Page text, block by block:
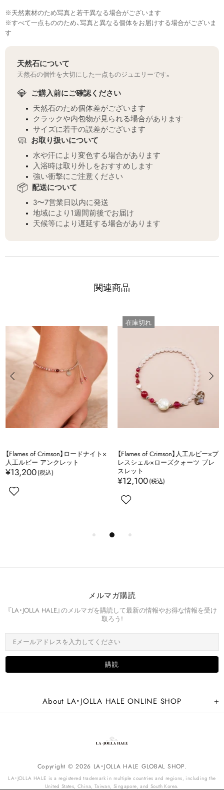
※天然素材のため写真と若干異なる場合がございます
※すべて一点もののため、写真と異なる個体をお届けする場合がございま
す
天然石について
天然石の個性を大切にした一点ものジュエリーです。
💎 ご購入前にご確認ください
天然石のため個体差がございます
クラックや内包物が見られる場合があります
サイズに若干の誤差がございます
🧼 お取り扱いについて
水や汗により変色する場合があります
入浴時は取り外しをおすすめします
強い衝撃にご注意ください
📦 配送について
3〜7営業日以内に発送
地域により1週間前後でお届け
天候等により遅延する場合があります
関連商品
【Flames of Crimson】ロードナイト×
人工ルビー アンクレット
¥13,200
在庫切れ
【Flames of Crimson】人工ルビー×プ
レスシェル×ローズクォーツ ブレ
スレット
¥12,100
About LA・JOLLA HALE ONLINE SHOP
メルマガ購読
『LA・JOLLA HALE』のメルマガを購読して最新の情報やお得な情報を受け
取ろう!
Copyright © 2026 LA・JOLLA HALE GLOBAL SHOP.
LA・JOLLA HALE is a registered trademark in multiple countries and regions, including the
United States, China, Taiwan, Singapore, and South Korea.